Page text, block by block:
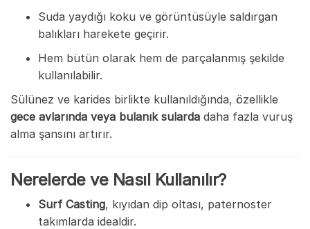
Suda yaydığı koku ve görüntüsüyle saldırgan
balıkları harekete geçirir.
Hem bütün olarak hem de parçalanmış şekilde
kullanılabilir.
Sülünez ve karides birlikte kullanıldığında, özellikle
gece avlarında veya bulanık sularda daha fazla vuruş
alma şansını artırır.
Nerelerde ve Nasıl Kullanılır?
Surf Casting, kıyıdan dip oltası, paternoster
takımlarda idealdir.